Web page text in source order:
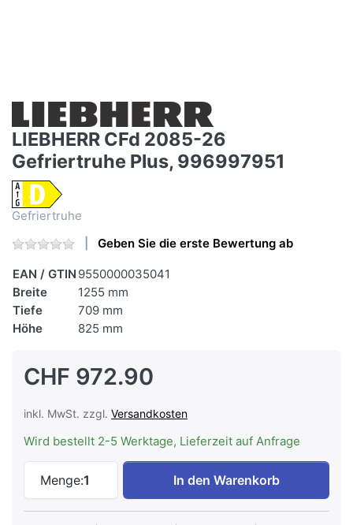
LIEBHERR CFd 2085-26
Gefriertruhe Plus, 996997951
Gefriertruhe
Geben Sie die erste Bewertung ab
EAN / GTIN 9550000035041
Breite
1255 mm
Tiefe
709 mm
Höhe
825 mm
CHF 972.90
inkl. MwSt. zzgl. Versandkosten
Wird bestellt 2-5 Werktage, Lieferzeit auf Anfrage
Menge:1
LIEBHERR CFd 2085-26 Gefriertruhe
In den Warenkorb